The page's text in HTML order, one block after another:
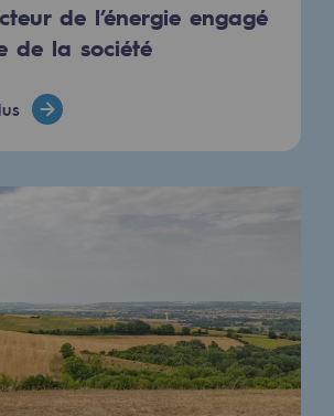
: Enjeux et opportunités
d'hydrogène
d'Intérêt H2 et
du réseau
Innovation
de l’énergie engagé
de la société